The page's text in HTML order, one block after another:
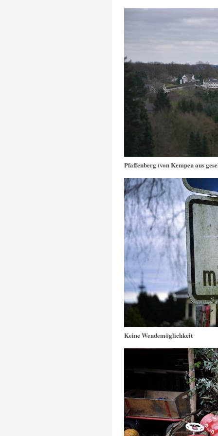
Pfaffenberg (von Kempen aus
Keine Wendemöglichkeit